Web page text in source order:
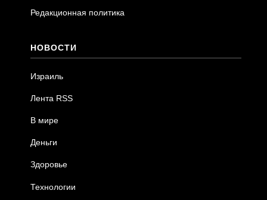
Редакционная политика
НОВОСТИ
Израиль
Лента RSS
В мире
Деньги
Здоровье
Технологии